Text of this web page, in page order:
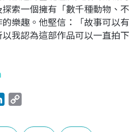
索一個擁有「數千種動物、不
樂趣。他堅信：「故事可以有
我認為這部作品可以一直拍下
n